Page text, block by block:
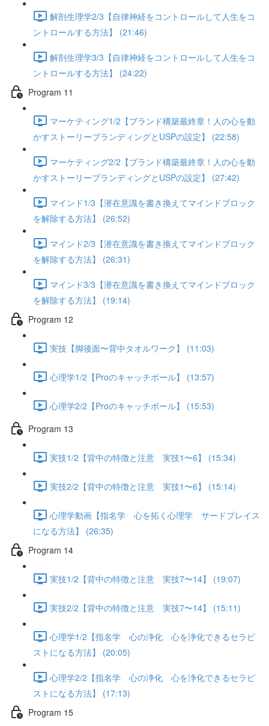
解剖生理学2/3【自律神経をコントロールして人生をコ
ントロールする方法】 (21:46)
解剖生理学3/3【自律神経をコントロールして人生をコ
ントロールする方法】 (24:22)
Program 11
マーケティング1/2【ブランド構築最終章！人の心を動
かすストーリーブランディングとUSPの設定】 (22:58)
マーケティング2/2【ブランド構築最終章！人の心を動
かすストーリーブランディングとUSPの設定】 (27:42)
マインド1/3【潜在意識を書き換えてマインドブロック
を解除する方法】 (26:52)
マインド2/3【潜在意識を書き換えてマインドブロック
を解除する方法】 (26:31)
マインド3/3【潜在意識を書き換えてマインドブロック
を解除する方法】 (19:14)
Program 12
実技【脚後面〜背中タオルワーク】 (11:03)
心理学1/2【Proのキャッチボール】 (13:57)
心理学2/2【Proのキャッチボール】 (15:53)
Program 13
実技1/2【背中の特徴と注意 実技1〜6】 (15:34)
実技2/2【背中の特徴と注意 実技1〜6】 (15:14)
心理学動画【指名学 心を拓く心理学 サードプレイス
になる方法】 (26:35)
Program 14
実技1/2【背中の特徴と注意 実技7〜14】 (19:07)
実技2/2【背中の特徴と注意 実技7〜14】 (15:11)
心理学1/2【指名学 心の浄化 心を浄化できるセラピ
ストになる方法】 (20:05)
心理学2/2【指名学 心の浄化 心を浄化できるセラピ
ストになる方法】 (17:13)
Program 15